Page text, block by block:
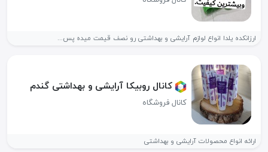
ارزانکده یلدا انواع لوازم آرایشی و بهداشتی رو نصف قیمت میده پس...
کانال روبیکا آرایشی و بهداشتی گندم
کانال فروشگاه
ارائه انواع محصولات آرایشی و بهداشتی